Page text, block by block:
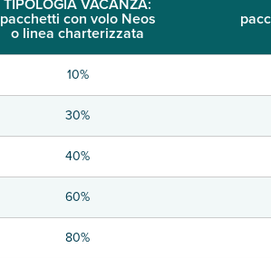
pacchetti con volo Neos
o linea charterizzata
10%
30%
40%
60%
80%